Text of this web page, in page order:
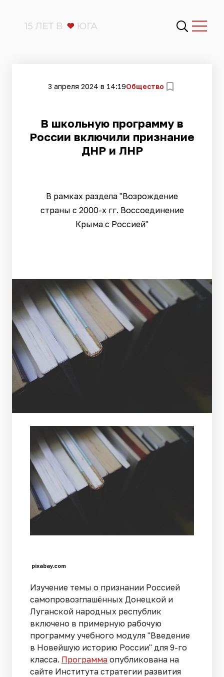
3 апреля 2024 в 14:19Общество
В школьную программу в
России включили признание
ДНР и ЛНР
В рамках раздела "Возрождение
страны с 2000-х гг. Воссоединение
Крыма с Россией"
pixabay.com
Изучение темы о признании Россией
самопровозглашённых Донецкой и
Луганской народных республик
включено в примерную рабочую
программу учебного модуля "Введение
в Новейшую историю России" для 9-го
класса. Программа опубликована на
сайте Института стратегии развития